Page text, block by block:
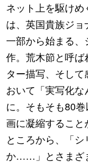
ネット上を駆け
は、英国貴族ジ
一部から始まる
作。荒木節と呼
ター描写、そし
おいて「実写化
に。そもそも80
画に凝縮するこ
ところから、「
か……」とさまざ